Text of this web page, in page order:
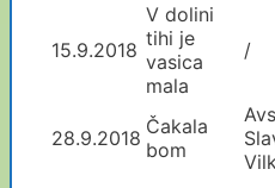
15.9.2018
V dolini
tihi je
vasica
mala
/
28.9.2018 Čakala
bom